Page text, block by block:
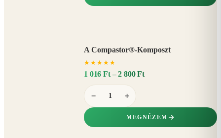
A Compastor®-Komposzt
★ ★ ★ ★ ★
1 016 Ft – 2 800 Ft
− +
MEGNÉZEM